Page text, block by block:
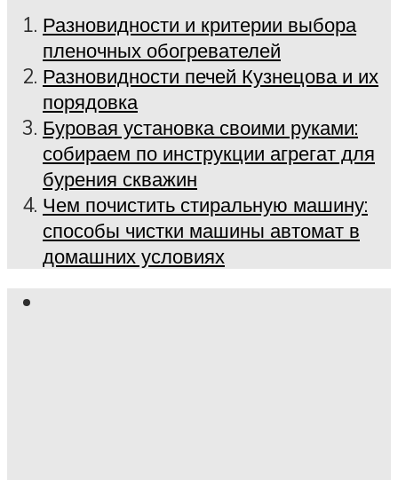
Разновидности и критерии выбора
пленочных обогревателей
Разновидности печей Кузнецова и их
порядовка
Буровая установка своими руками:
собираем по инструкции агрегат для
бурения скважин
Чем почистить стиральную машину:
способы чистки машины автомат в
домашних условиях